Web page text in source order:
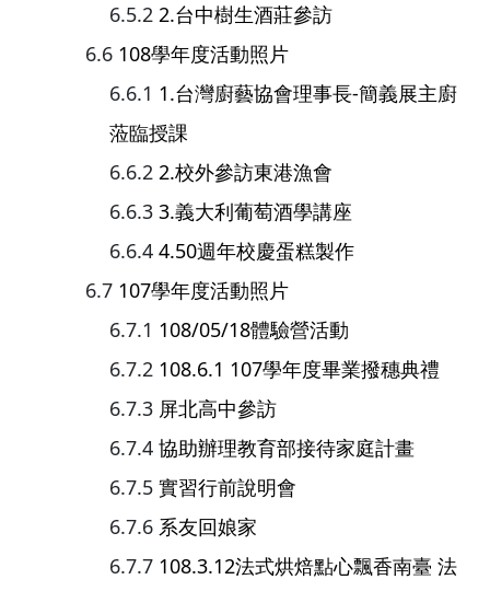
2.台中樹生酒莊參訪
108學年度活動照片
1.台灣廚藝協會理事長-簡義展主廚
蒞臨授課
2.校外參訪東港漁會
3.義大利葡萄酒學講座
4.50週年校慶蛋糕製作
107學年度活動照片
108/05/18體驗營活動
108.6.1 107學年度畢業撥穗典禮
屏北高中參訪
協助辦理教育部接待家庭計畫
實習行前說明會
系友回娘家
108.3.12法式烘焙點心飄香南臺 法